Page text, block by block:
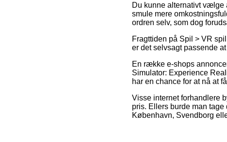
Du kunne alternativt vælge
smule mere
ordren selv, som dog
Fragttiden på Spil > VR
er det selvsagt passende
En række e-shops
Simulator: Experience
har en chance for at nå at
Visse internet forhandlere
pris. Ellers burde man
København, Svendborg